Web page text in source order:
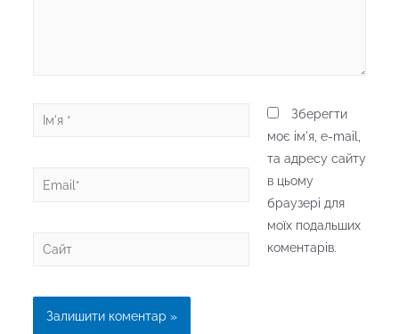
Ім'я
Email*
Сайт
Зберегти
моє ім'я, e-mail,
та адресу сайту
в цьому
браузері для
моїх подальших
коментарів.